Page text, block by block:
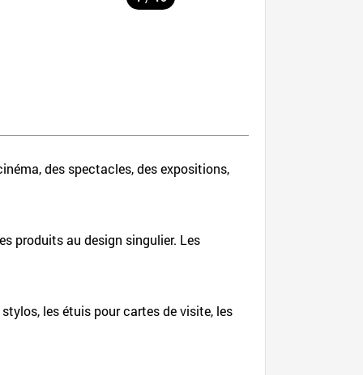
des spectacles, des expositions,
produits au design singulier. Les
les étuis pour cartes de visite, les